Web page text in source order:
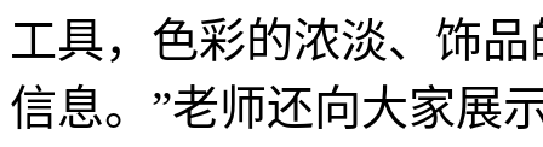
工具，色彩的浓淡、饰
信息。”老师还向大家展